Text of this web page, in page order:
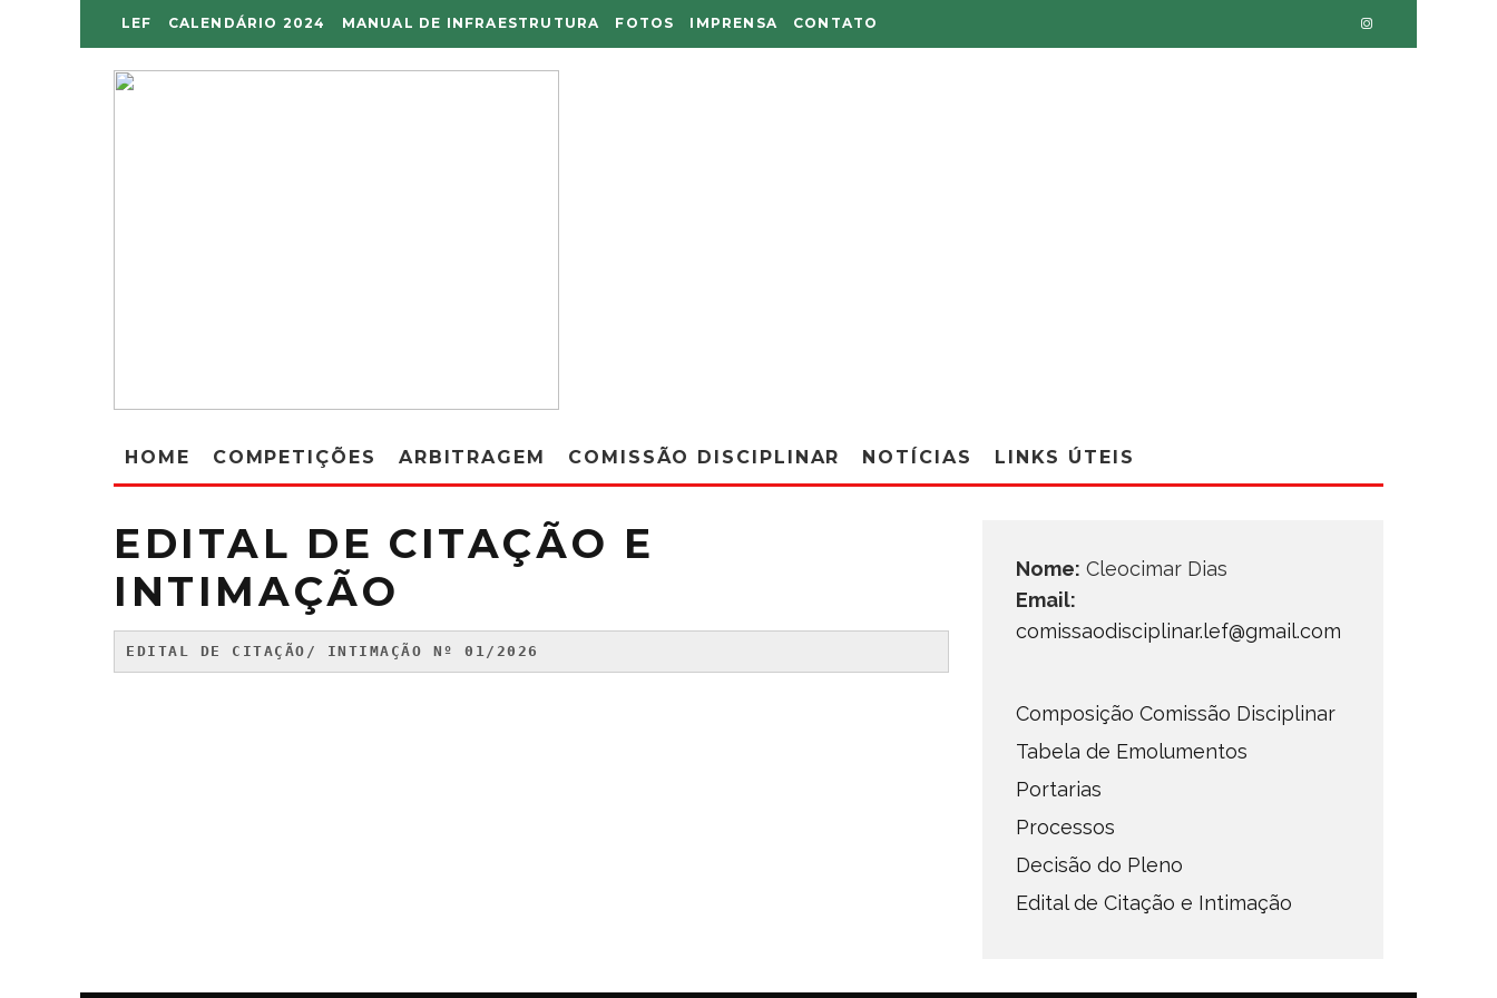
LEF CALENDÁRIO 2024 MANUAL DE INFRAESTRUTURA FOTOS IMPRENSA CONTATO
HOME COMPETIÇÕES ARBITRAGEM COMISSÃO DISCIPLINAR NOTÍCIAS LINKS ÚTEIS
EDITAL DE CITAÇÃO E
INTIMAÇÃO
EDITAL DE CITAÇÃO/ INTIMAÇÃO Nº 01/2026
Nome: Cleocimar Dias
Email:
comissaodisciplinar.lef@gmail.com
Composição Comissão Disciplinar
Tabela de Emolumentos
Portarias
Processos
Decisão do Pleno
Edital de Citação e Intimação